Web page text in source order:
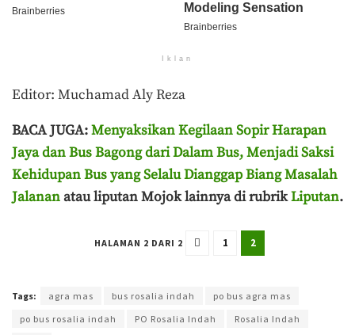
Iklan
Editor: Muchamad Aly Reza
BACA JUGA:Menyaksikan Kegilaan Sopir Harapan
Jaya dan Bus Bagong dari Dalam Bus, Menjadi Saksi
Kehidupan Bus yang Selalu Dianggap Biang Masalah
Jalananatau liputan Mojok lainnya di rubrikLiputan.
HALAMAN 2 DARI 2 1 2
Tags: agra mas bus rosalia indah
po bus agra mas
po bus rosalia indah
PO Rosalia Indah
Rosalia Indah